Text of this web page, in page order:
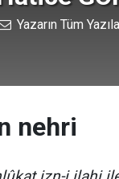
Yazarın Tüm
nehri